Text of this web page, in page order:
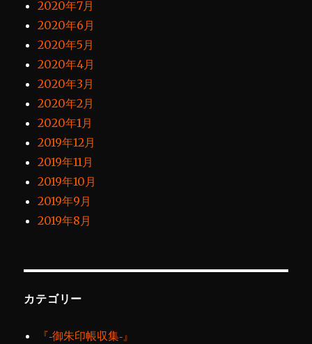
2020年7月
2020年6月
2020年5月
2020年4月
2020年3月
2020年2月
2020年1月
2019年12月
2019年11月
2019年10月
2019年9月
2019年8月
カテゴリー
『‐御朱印帳収集‐』